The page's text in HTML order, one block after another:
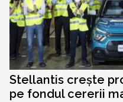
Stellantis crește
pe fondul cererii